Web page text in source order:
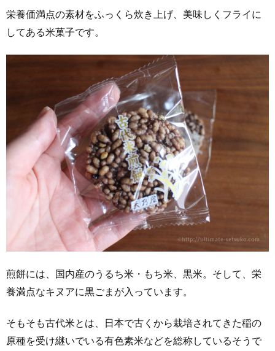
栄養価満点の素材をふっくら炊き上げ、美味しくフライに
してある米菓子です。
煎餅には、国内産のうるち米・もち米、黒米。そして、栄
養満点なキヌアに黒ごまが入っています。
そもそも古代米とは、日本で古くから栽培されてきた稲の
原種を受け継いでいる有色素米などを総称しているそうで